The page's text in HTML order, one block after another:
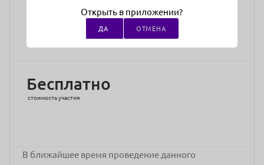
Врач-дерматовенеролог, косметолог. Ведущий внештатный
специалист ООО «Эстэком» по инъекционной косметологии.
Бесплатно
стоимость участия
В ближайшее время проведение данного
Открыть в приложении?
ДА ОТМЕНА